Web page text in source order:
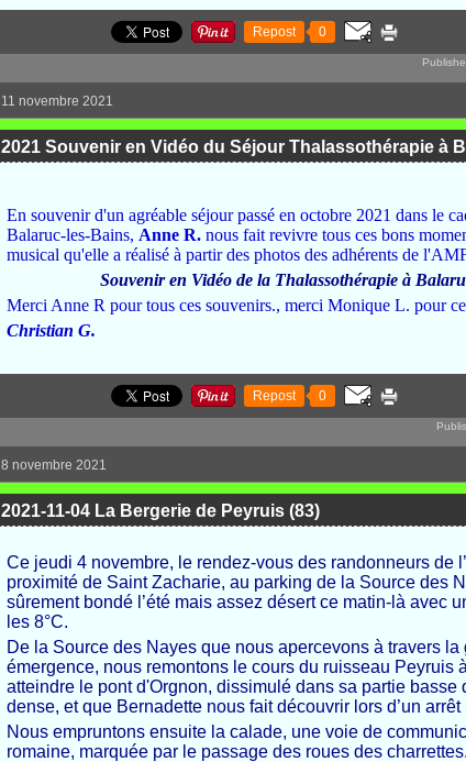
Repost 0
11 novembre 2021
2021 Souvenir en Vidéo du Séjour Thalassothérapie à
En souvenir d'un agréable séjour passé en octobre 2021 dans le
Balaruc-les-Bains, Anne R. nous fait revivre tous ces bons
musical qu'elle a réalisé à partir des photos des adhérents de
Souvenir en Vidéo de la Thalassothérapie à
Merci Anne R pour tous ces souvenirs., merci Monique L. pour
Christian G.
Repost 0
8 novembre 2021
2021-11-04 La Bergerie de Peyruis (83)
Ce jeudi 4 novembre, le rendez-vous des randonneurs de
proximité de Saint Zacharie, au parking de la Source des N
sûrement bondé l’été mais assez désert ce matin-là avec
les 8°C.
De la Source des Nayes que nous apercevons à travers
émergence, nous remontons le cours du ruisseau Peyruis
atteindre le pont d'Orgnon, dissimulé dans sa partie basse
dense, et que Bernadette nous fait découvrir lors d’un arrêt
Nous empruntons ensuite la calade, une voie de
romaine, marquée par le passage des roues des charrettes.